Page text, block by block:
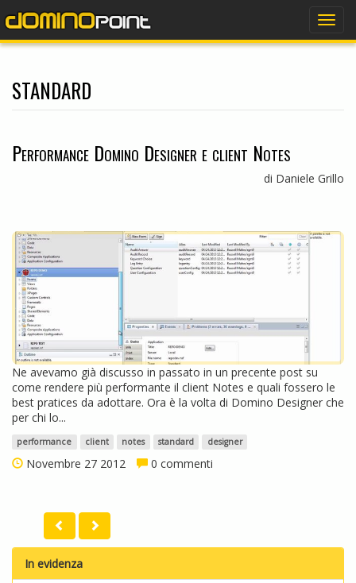
standard
Performance Domino Designer e client Notes
di Daniele Grillo
Ne avevamo già discusso in passato in un precente post su
come rendere più performante il client Notes e quali fossero le
best pratices da adottare. Ora è la volta di Domino Designer che
per chi lo...
performance client notes standard designer
Novembre 27 2012 0 commenti
In evidenza